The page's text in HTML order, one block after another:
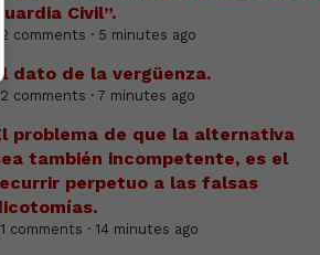
Guardia Civil”.
82 comments · 5 minutes ago
El dato de la vergüenza.
comments · 7 minutes ago
problema de que la alternativa
también incompetente, es el
perpetuo a las falsas
comments · 14 minutes ago